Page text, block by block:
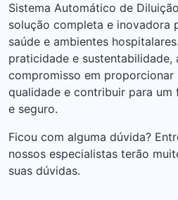
Sistema Automático de
solução completa e inovadora
saúde e ambientes
praticidade e sustentabilidade,
compromisso em
qualidade e contribuir para um
e seguro.
Ficou com alguma dúvida?
nossos especialistas terão
suas dúvidas.